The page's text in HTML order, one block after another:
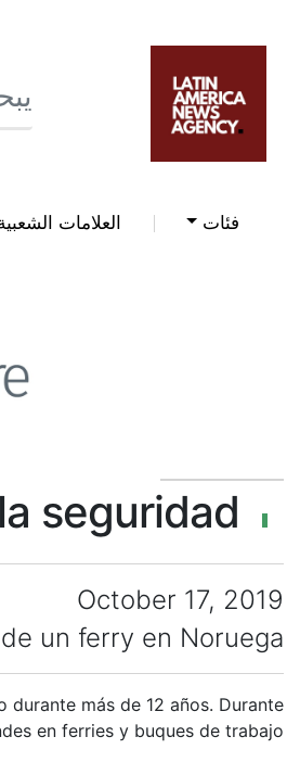
فئات العلامات
seguridad
October 17, 2019
un ferry en Noruega
durante más de 12 años. Durante
en ferries y buques de trabajo.